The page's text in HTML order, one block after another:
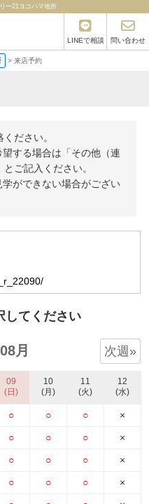
ー21ヨコハマ地所
LINEで相談 問い合わせ
> 来店予約
ださい。
する場合は「その他（連
ご記入ください。
ができない場合がござい
してください
月 次週»
09
(日)
○
○
○
○
10
(月)
○
○
○
○
11
(火)
○
○
○
○
12
(水)
×
×
×
×